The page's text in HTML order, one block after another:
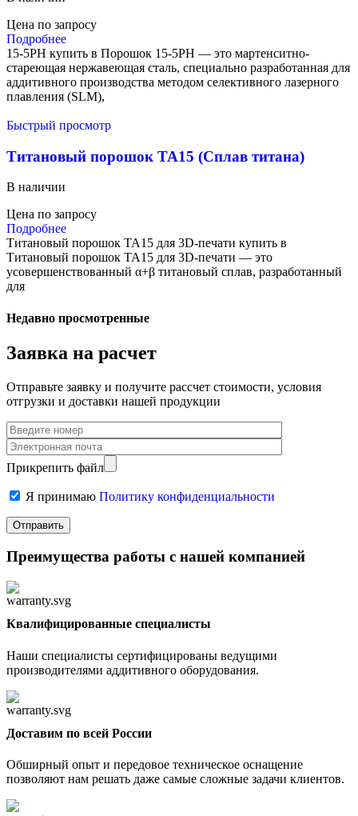
Цена по запросу
Подробнее
15-5PH купить в Порошок 15-5PH — это мартенситно-
стареющая нержавеющая сталь, специально разработанная для
аддитивного производства методом селективного лазерного
плавления (SLM),
Быстрый просмотр
Титановый порошок TA15 (Сплав титана)
В наличии
Цена по запросу
Подробнее
Титановый порошок TA15 для 3D-печати купить в
Титановый порошок TA15 для 3D-печати — это
усовершенствованный α+β титановый сплав, разработанный
для
Недавно просмотренные
Заявка на расчет
Отправьте заявку и получите рассчет стоимости, условия
отгрузки и доставки нашей продукции
Прикрепить файл
Я принимаю Политику конфиденциальности
Преимущества работы с нашей компанией
Квалифицированные специалисты
Наши специалисты сертифицированы ведущими
производителями аддитивного оборудования.
Доставим по всей России
Обширный опыт и передовое техническое оснащение
позволяют нам решать даже самые сложные задачи клиентов.